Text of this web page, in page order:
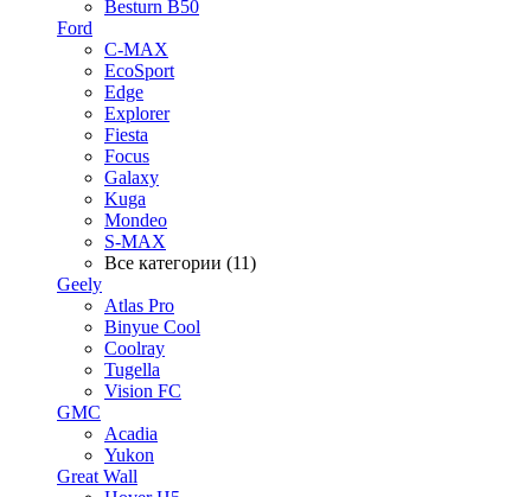
Besturn B50
Ford
C-MAX
EcoSport
Edge
Explorer
Fiesta
Focus
Galaxy
Kuga
Mondeo
S-MAX
Все категории (11)
Geely
Atlas Pro
Binyue Cool
Coolray
Tugella
Vision FC
GMC
Acadia
Yukon
Great Wall